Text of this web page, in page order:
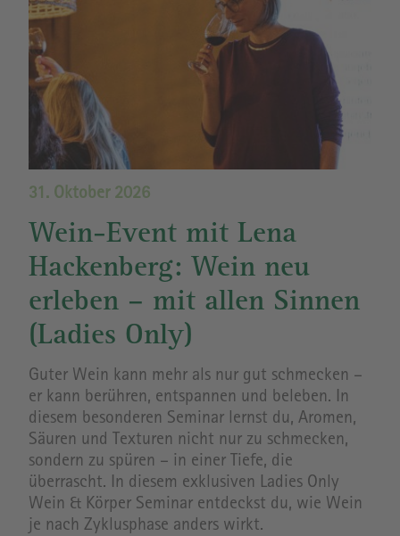
31. Oktober 2026
Wein-Event mit Lena
Hackenberg: Wein neu
erleben – mit allen Sinnen
(Ladies Only)
Guter Wein kann mehr als nur gut schmecken –
er kann berühren, entspannen und beleben. In
diesem besonderen Seminar lernst du, Aromen,
Säuren und Texturen nicht nur zu schmecken,
sondern zu spüren – in einer Tiefe, die
überrascht. In diesem exklusiven Ladies Only
Wein & Körper Seminar entdeckst du, wie Wein
je nach Zyklusphase anders wirkt.